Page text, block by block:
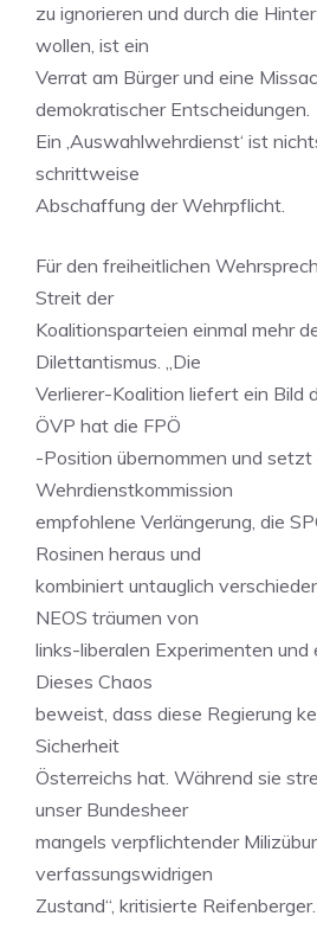
zu ignorieren und durch die
wollen, ist ein
Verrat am Bürger und eine
demokratischer Entscheidungen.
Ein ‚Auswahlwehrdienst‘ ist
schrittweise
Abschaffung der Wehrpflicht.
Für den freiheitlichen
Streit der
Koalitionsparteien einmal mehr
Dilettantismus. „Die
Verlierer-Koalition liefert ein Bild
ÖVP hat die FPÖ
-Position übernommen und
Wehrdienstkommission
empfohlene Verlängerung, die
Rosinen heraus und
kombiniert untauglich
NEOS träumen von
links-liberalen Experimenten und
Dieses Chaos
beweist, dass diese Regierung
Sicherheit
Österreichs hat. Während sie
unser Bundesheer
mangels verpflichtender
verfassungswidrigen
Zustand“, kritisierte Reifenberger.